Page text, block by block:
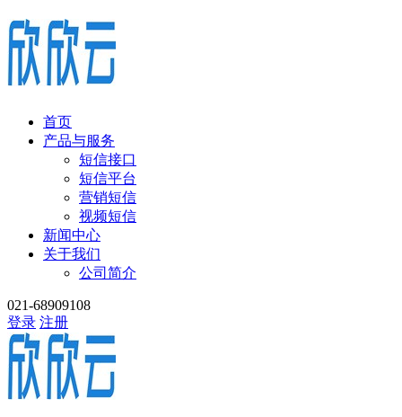
首页
产品与服务
短信接口
短信平台
营销短信
视频短信
新闻中心
关于我们
公司简介
021-68909108
登录 注册